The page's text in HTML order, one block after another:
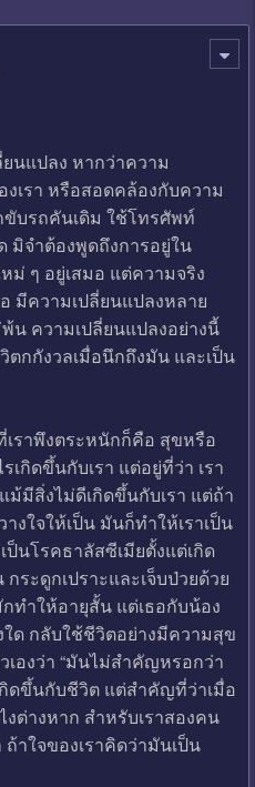
นแปลง หากว่าความ
เรา หรือสอดคล้องกับความ
ขับรถคันเดิม ใช้โทรศัพท์
มิจำต้องพูดถึงการอยู่ใน
ม่ ๆ อยู่เสมอ แต่ความจริง
มีความเปลี่ยนแปลงหลาย
น ความเปลี่ยนแปลงอย่างนี้
กกังวลเมื่อนึกถึงมัน และเป็น
ราพึงตระหนักก็คือ สุขหรือ
กิดขึ้นกับเรา แต่อยู่ที่ว่า เรา
มีสิ่งไม่ดีเกิดขึ้นกับเรา แต่ถ้า
งใจให้เป็น มันก็ทำให้เราเป็น
นโรคธาลัสซีเมียตั้งแต่เกิด
ระดูกเปราะและเจ็บป่วยด้วย
ำให้อายุสั้น แต่เธอกับน้อง
ด กลับใช้ชีวิตอย่างมีความสุข
องว่า “มันไม่สำคัญหรอกว่า
กิดขึ้นกับชีวิต แต่สำคัญที่ว่าเมื่อ
ต่างหาก สำหรับเราสองคน
าใจของเราคิดว่ามันเป็น